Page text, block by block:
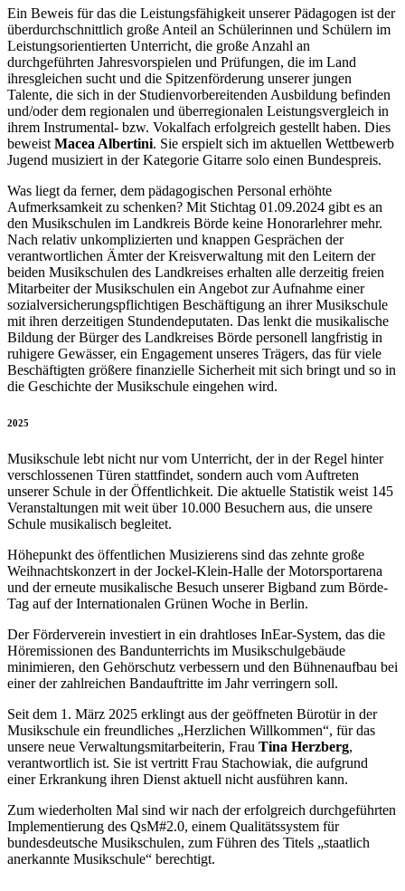
Ein Beweis für das die Leistungsfähigkeit unserer Pädagogen ist der
überdurchschnittlich große Anteil an Schülerinnen und Schülern im
Leistungsorientierten Unterricht, die große Anzahl an
durchgeführten Jahresvorspielen und Prüfungen, die im Land
ihresgleichen sucht und die Spitzenförderung unserer jungen
Talente, die sich in der Studienvorbereitenden Ausbildung befinden
und/oder dem regionalen und überregionalen Leistungsvergleich in
ihrem Instrumental- bzw. Vokalfach erfolgreich gestellt haben. Dies
beweist Macea Albertini. Sie erspielt sich im aktuellen Wettbewerb
Jugend musiziert in der Kategorie Gitarre solo einen Bundespreis.
Was liegt da ferner, dem pädagogischen Personal erhöhte
Aufmerksamkeit zu schenken? Mit Stichtag 01.09.2024 gibt es an
den Musikschulen im Landkreis Börde keine Honorarlehrer mehr.
Nach relativ unkomplizierten und knappen Gesprächen der
verantwortlichen Ämter der Kreisverwaltung mit den Leitern der
beiden Musikschulen des Landkreises erhalten alle derzeitig freien
Mitarbeiter der Musikschulen ein Angebot zur Aufnahme einer
sozialversicherungspflichtigen Beschäftigung an ihrer Musikschule
mit ihren derzeitigen Stundendeputaten. Das lenkt die musikalische
Bildung der Bürger des Landkreises Börde personell langfristig in
ruhigere Gewässer, ein Engagement unseres Trägers, das für viele
Beschäftigten größere finanzielle Sicherheit mit sich bringt und so in
die Geschichte der Musikschule eingehen wird.
2025
Musikschule lebt nicht nur vom Unterricht, der in der Regel hinter
verschlossenen Türen stattfindet, sondern auch vom Auftreten
unserer Schule in der Öffentlichkeit. Die aktuelle Statistik weist 145
Veranstaltungen mit weit über 10.000 Besuchern aus, die unsere
Schule musikalisch begleitet.
Höhepunkt des öffentlichen Musizierens sind das zehnte große
Weihnachtskonzert in der Jockel-Klein-Halle der Motorsportarena
und der erneute musikalische Besuch unserer Bigband zum Börde-
Tag auf der Internationalen Grünen Woche in Berlin.
Der Förderverein investiert in ein drahtloses InEar-System, das die
Höremissionen des Bandunterrichts im Musikschulgebäude
minimieren, den Gehörschutz verbessern und den Bühnenaufbau bei
einer der zahlreichen Bandauftritte im Jahr verringern soll.
Seit dem 1. März 2025 erklingt aus der geöffneten Bürotür in der
Musikschule ein freundliches „Herzlichen Willkommen“, für das
unsere neue Verwaltungsmitarbeiterin, Frau Tina Herzberg,
verantwortlich ist. Sie ist vertritt Frau Stachowiak, die aufgrund
einer Erkrankung ihren Dienst aktuell nicht ausführen kann.
Zum wiederholten Mal sind wir nach der erfolgreich durchgeführten
Implementierung des QsM#2.0, einem Qualitätssystem für
bundesdeutsche Musikschulen, zum Führen des Titels „staatlich
anerkannte Musikschule“ berechtigt.